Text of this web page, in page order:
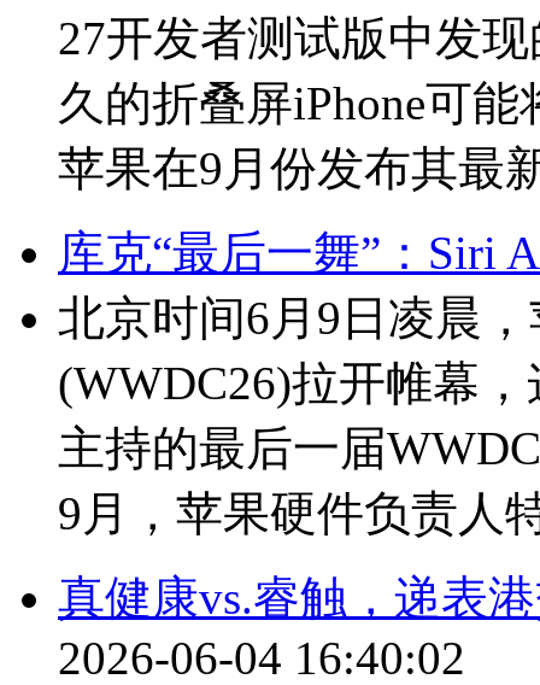
27开发者测试版中发
久的折叠屏iPhone可
苹果在9月份发布其最
库克“最后一舞”：Siri
北京时间6月9日凌晨
(WWDC26)拉开帷幕
主持的最后一届
9月，苹果硬件负责人
真健康vs.睿触，递表
2026-06-04 16:40:02